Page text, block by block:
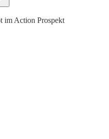
im Action Prospekt